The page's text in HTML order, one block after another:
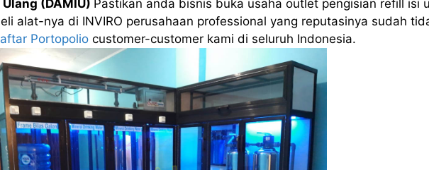
(DAMIU) Pastikan anda bisnis buka usaha outlet pengisian refill isi
alat-nya di INVIRO perusahaan professional yang reputasinya sudah
Portopolio customer-customer kami di seluruh Indonesia.